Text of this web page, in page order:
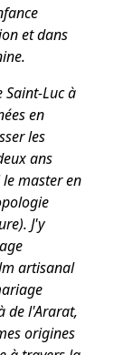
et dans
Saint-Luc à
en
les
ans
master en
J'y
artisanal
de l'Ararat,
origines